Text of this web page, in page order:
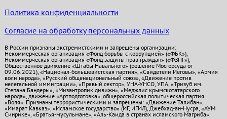
Политика конфиденциальности
Согласие на обработку персональных данных
В России признаны экстремистскими и запрещены организации:
Некоммерческая организация «Фонд борьбы с коррупцией» («ФБК»),
Некоммерческая организация «Фонд защиты прав граждан» («ФЗПГ»),
Общественное движение «Штабы Навального» (решение Мосгорсуда от
09.06.2021), «Национал-большевистская партия», «Свидетели Иеговы», «Армия
воли народа», «Русский общенациональный союз», «Движение против
нелегальной иммиграции», «Правый сектор», УНА-УНСО, УПА, «Тризуб им.
Степана Бандеры», «Мизантропик дивижн», «Меджлис крымскотатарского
народа», движение «Артподготовка», общероссийская политическая партия
«Воля». Признаны террористическими и запрещены: «Движение Талибан»,
«Имарат Кавказ», «Исламское государство» (ИГ, ИГИЛ), Джебхад-ан-Нусра, «АУМ
Синрике», «Братья-мусульмане», «Аль-Каида в странах исламского Магриба».